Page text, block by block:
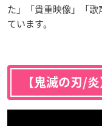
た」「貴重映像」「
ています。
【鬼滅の刃/